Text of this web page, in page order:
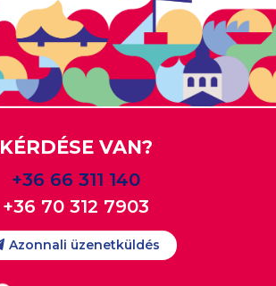
KÉRDÉSE VAN?
+36 66 311 140
+36 70 312 7903
Azonnali üzenetküldés